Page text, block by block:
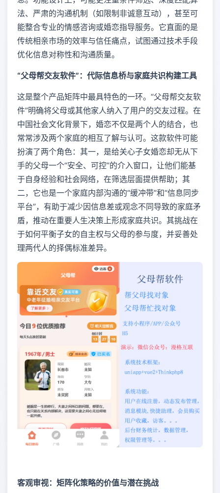
法、严肃的沟通机制（如限制非诚意互动），甚至可
能整合专业的情感咨询或婚恋指导服务。它直面的是
传统相亲市场的效率与信任痛点，试图通过技术手段
优化信息对称性和沟通质量。
“父母帮交友软件”：代际信息桥与家庭共识构建工具
这是整个产品矩阵中最具特色的一环。“父母帮交友软
件”明确将父母或其他家人纳入了用户的交友过程。在
中国社会文化背景下，婚恋不仅是两个人的结合，也
常常涉及两个家庭的相互了解与认可。这款软件可能
扮演了两个角色：其一，是给关心子女婚恋却无从下
手的父母一个“安全、可控”的介入窗口，让他们能基
于自身经验和社会网络，在筛选层面提供帮助；其
二，它也是一个家庭内部沟通的“缓冲带”和“信息同步
平台”，有助于减少因信息差或观念不同导致的家庭矛
盾，推动在重要人生决策上形成家庭共识。其挑战在
于如何平衡子女的自主权与父母的参与度，并妥善处
理两代人的择偶标准差异。
客观审视：矩阵化策略的价值与潜在挑战